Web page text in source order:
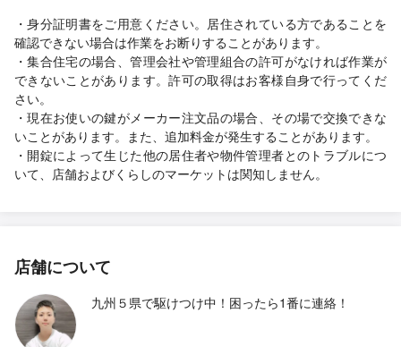
・身分証明書をご用意ください。居住されている方であることを
確認できない場合は作業をお断りすることがあります。
・集合住宅の場合、管理会社や管理組合の許可がなければ作業が
できないことがあります。許可の取得はお客様自身で行ってくだ
さい。
・現在お使いの鍵がメーカー注文品の場合、その場で交換できな
いことがあります。また、追加料金が発生することがあります。
・開錠によって生じた他の居住者や物件管理者とのトラブルにつ
いて、店舗およびくらしのマーケットは関知しません。
店舗について
九州５県で駆けつけ中！困ったら1番に連絡！